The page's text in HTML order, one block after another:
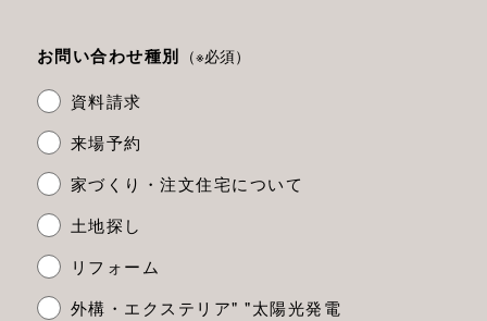
お問い合わせ種別 （※必須）
資料請求
来場予約
家づくり・注文住宅について
土地探し
リフォーム
外構・エクステリア" "太陽光発電